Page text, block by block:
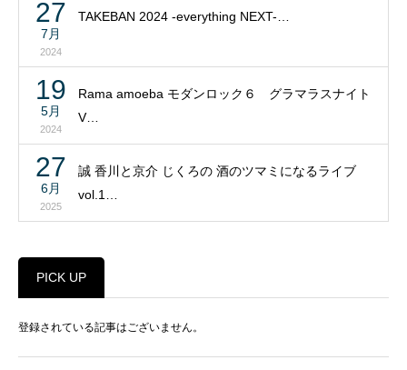
27
7月
2024
TAKEBAN 2024 -everything NEXT-…
19
5月
2024
Rama amoeba モダンロック６ グラマラスナイト
V…
27
6月
2025
誠 香川と京介 じくろの 酒のツマミになるライブ
vol.1…
PICK UP
登録されている記事はございません。